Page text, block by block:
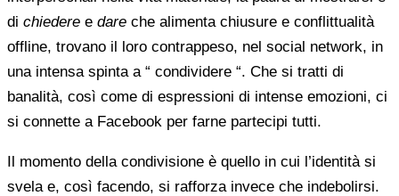
di chiedere e dare che alimenta chiusure e conflittualità
offline, trovano il loro contrappeso, nel social network, in
una intensa spinta a “ condividere “. Che si tratti di
banalità, così come di espressioni di intense emozioni, ci
si connette a Facebook per farne partecipi tutti.
Il momento della condivisione è quello in cui l’identità si
svela e, così facendo, si rafforza invece che indebolirsi.